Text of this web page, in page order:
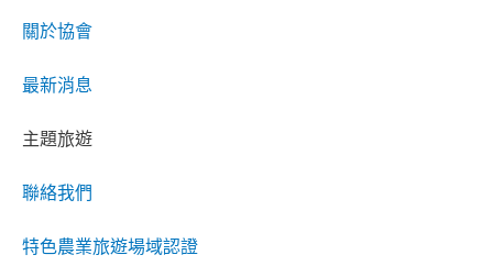
關於協會
最新消息
主題旅遊
聯絡我們
特色農業旅遊場域認證